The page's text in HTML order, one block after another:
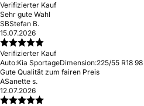
Verifizierter Kauf
Sehr gute Wahl
SBStefan B.
15.07.2026
Verifizierter Kauf
Auto:Kia SportageDimension:225/55 R18
Gute Qualität zum fairen Preis
ASanette s.
12.07.2026